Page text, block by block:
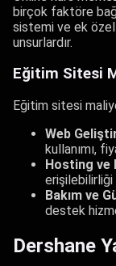
birçok faktöre
sistemi ve ek
unsurlardır.
Eğitim Sitesi
Eğitim sitesi
Web
kullanımı,
Hosting ve
erişilebilirliği
Bakım ve
destek
Dershane